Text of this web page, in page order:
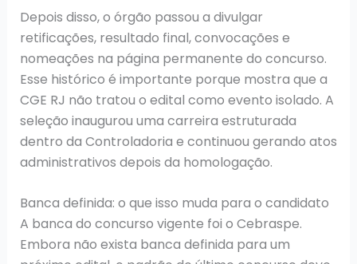
Depois disso, o órgão passou a divulgar
retificações, resultado final, convocações e
nomeações na página permanente do concurso.
Esse histórico é importante porque mostra que a
CGE RJ não tratou o edital como evento isolado. A
seleção inaugurou uma carreira estruturada
dentro da Controladoria e continuou gerando atos
administrativos depois da homologação.
Banca definida: o que isso muda para o candidato
A banca do concurso vigente foi o Cebraspe.
Embora não exista banca definida para um